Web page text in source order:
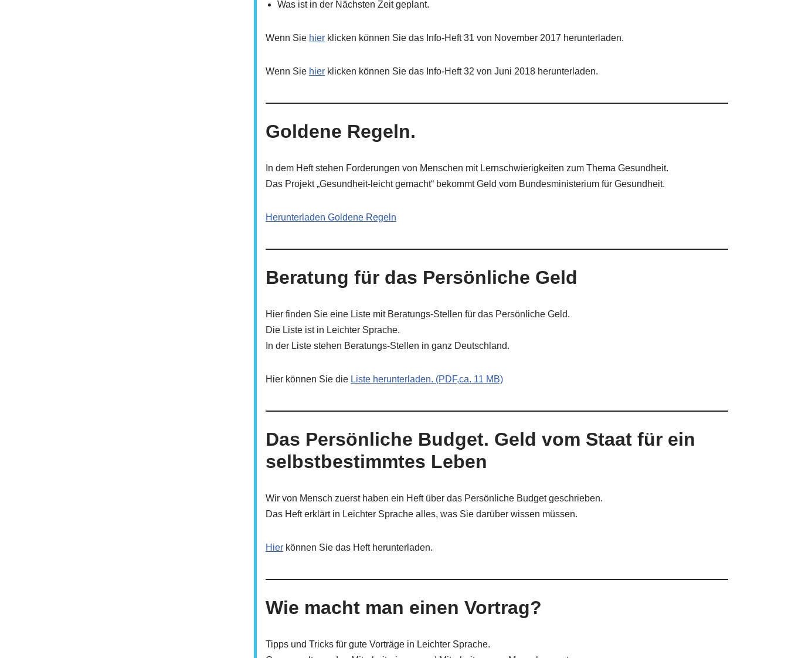
Was ist in der Nächsten Zeit geplant.
Wenn Sie hier klicken können Sie das Info-Heft 31 von November 2017 herunterladen.
Wenn Sie hier klicken können Sie das Info-Heft 32 von Juni 2018 herunterladen.
Goldene Regeln.
In dem Heft stehen Forderungen von Menschen mit Lernschwierigkeiten zum Thema Gesundheit.
Das Projekt „Gesundheit-leicht gemacht“ bekommt Geld vom Bundesministerium für Gesundheit.
Herunterladen Goldene Regeln
Beratung für das Persönliche Geld
Hier finden Sie eine Liste mit Beratungs-Stellen für das Persönliche Geld.
Die Liste ist in Leichter Sprache.
In der Liste stehen Beratungs-Stellen in ganz Deutschland.
Hier können Sie die Liste herunterladen. (PDF,ca. 11 MB)
Das Persönliche Budget. Geld vom Staat für ein
selbstbestimmtes Leben
Wir von Mensch zuerst haben ein Heft über das Persönliche Budget geschrieben.
Das Heft erklärt in Leichter Sprache alles, was Sie darüber wissen müssen.
Hier können Sie das Heft herunterladen.
Wie macht man einen Vortrag?
Tipps und Tricks für gute Vorträge in Leichter Sprache.